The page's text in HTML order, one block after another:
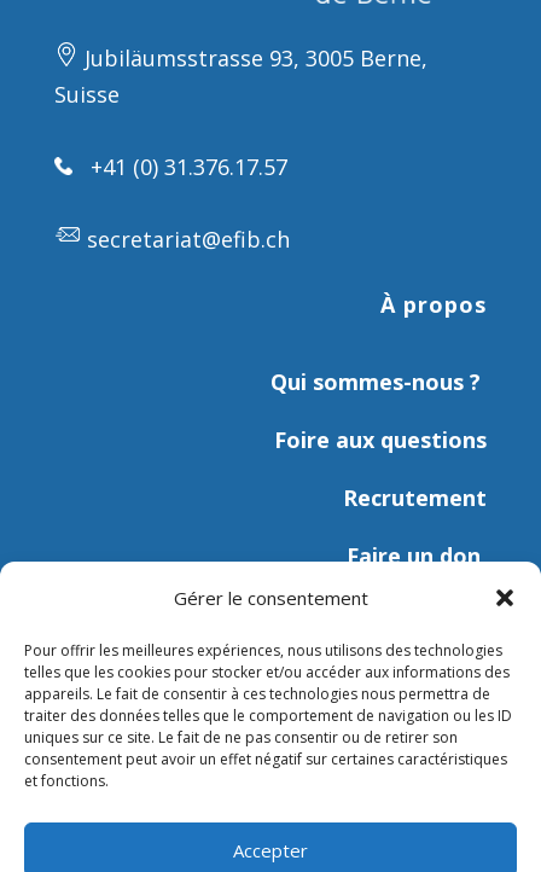
Gérer le consentement
Pour offrir les meilleures expériences, nous utilisons des technologies
telles que les cookies pour stocker et/ou accéder aux informations des
appareils. Le fait de consentir à ces technologies nous permettra de
traiter des données telles que le comportement de navigation ou les ID
uniques sur ce site. Le fait de ne pas consentir ou de retirer son
consentement peut avoir un effet négatif sur certaines caractéristiques
et fonctions.
Accepter
Jubiläumsstrasse 93, 3005 Berne,
Suisse
+41 (0) 31.376.17.57
secretariat@efib.ch
À propos
Qui sommes-nous ?
Foire aux questions
Recrutement
Faire un don
Programmer une visite
Journée d’intégration